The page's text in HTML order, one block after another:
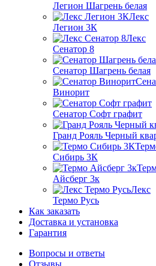
Легион Шагрень белая
Лекс
Легион 3К
Лекс
Сенатор 8
Сенатор Шагрень белая
Винорит
Сенатор Софт графит
Гранд Рояль Черный
Сибирь 3К
Айсберг 3к
Лекс
Термо Русь
Как заказать
Доставка и установка
Гарантия
Вопросы и ответы
Отзывы